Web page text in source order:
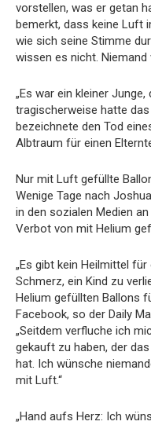
vorstellen, was er getan
bemerkt, dass keine Luft
wie sich seine Stimme
wissen es nicht. Niemand
„Es war ein kleiner
tragischerweise hatte
bezeichnete den Tod
Albtraum für einen
Nur mit Luft gefüllte
Wenige Tage nach
in den sozialen Medien
Verbot von mit Helium
„Es gibt kein Heilmittel
Schmerz, ein Kind zu
Helium gefüllten Ballons
Facebook, so der Daily
„Seitdem verfluche ich
gekauft zu haben, der
hat. Ich wünsche
mit Luft.“
„Hand aufs Herz: Ich